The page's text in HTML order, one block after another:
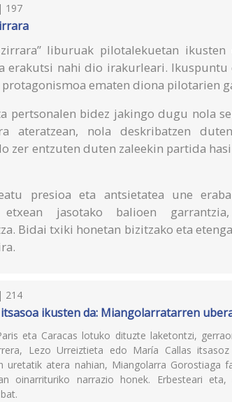
197
zirrara” liburuak pilotalekuetan
erakutsi nahi dio irakurleari. Ikuspuntu
ematen diona pilotarien
pertsonalen bidez jakingo dugu nola
ateratzean, nola deskribatzen
zer entzuten duten zaleekin partida
presioa eta antsietatea une
etxean jasotako balioen
Bidai txiki honetan bizitzako eta
214
ikusten da: Miangolarratarren
eta Caracas lotuko dituzte laketontzi,
Lezo Urreiztieta edo María Callas
uretatik atera nahian, Miangolarra Gorostiaga
oinarrituriko narrazio honek. Erbesteari